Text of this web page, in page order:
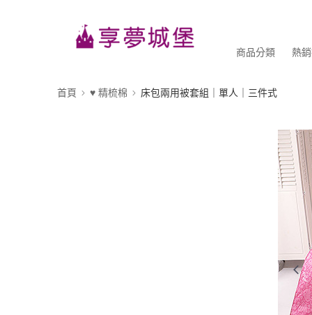
商品分類 熱
首頁 ♥ 精梳棉 床包兩用被套組｜單人｜三件式